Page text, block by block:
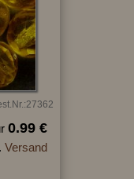
0.99 €
Versand